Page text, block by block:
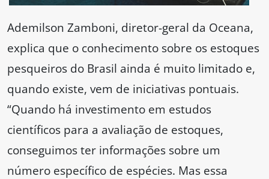
Ademilson Zamboni, diretor-geral da Oceana,
explica que o conhecimento sobre os estoques
pesqueiros do Brasil ainda é muito limitado e,
quando existe, vem de iniciativas pontuais.
“Quando há investimento em estudos
científicos para a avaliação de estoques,
conseguimos ter informações sobre um
número específico de espécies. Mas essa